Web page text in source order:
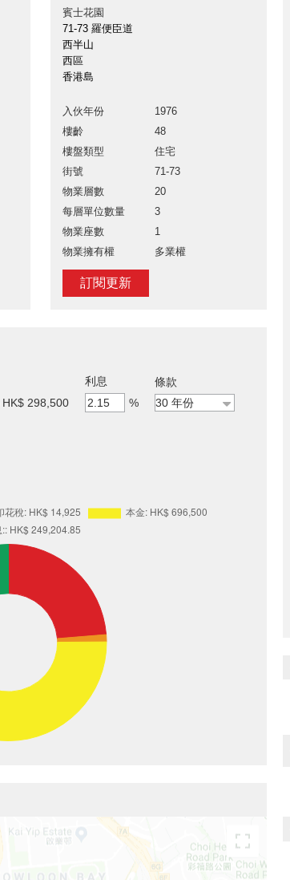
賓士花園
71-73 羅便臣道
西半山
西區
香港島
入伙年份
1976
樓齡
48
樓盤類型
住宅
街號
71-73
物業層數
20
每層單位數量
3
物業座數
1
物業擁有權
多業權
訂閱更新
HK$ 298,500
利息
%
條款